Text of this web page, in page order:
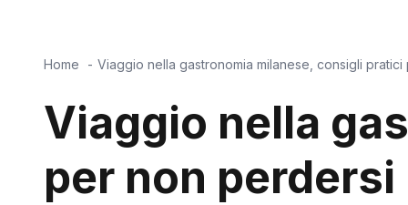
Home Viaggio nella gastronomia milanese, consigli
Viaggio nella
per non perdersi